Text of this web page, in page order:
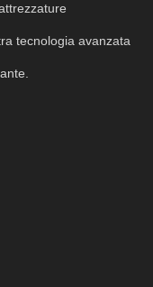
tecnologia avanzata